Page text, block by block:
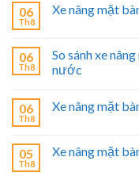
06
Th8
Xe nâng mặt
06
Th8
So sánh xe
nước
06
Th8
Xe nâng mặt
05
Th8
Xe nâng mặt